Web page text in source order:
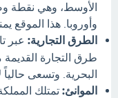
الأوسط، وهي نقطة
وأوروبا. هذا الموقع
الطرق التجارية: عبر
طرق التجارة
البحرية. وتسعى حالياً
الموانئ: تمتلك